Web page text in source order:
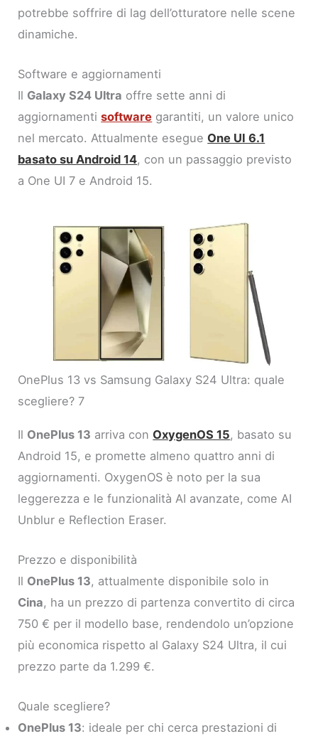
potrebbe soffrire di lag dell’otturatore nelle scene
dinamiche.
Software e aggiornamenti
Il Galaxy S24 Ultra offre sette anni di
aggiornamentisoftware garantiti, un valore unico
nel mercato. Attualmente esegue One UI 6.1
basato su Android 14, con un passaggio previsto
a One UI 7 e Android 15.
OnePlus 13 vs Samsung Galaxy S24 Ultra: quale
scegliere? 7
Il OnePlus 13 arriva con OxygenOS 15, basato su
Android 15, e promette almeno quattro anni di
aggiornamenti. OxygenOS è noto per la sua
leggerezza e le funzionalità AI avanzate, come AI
Unblur e Reflection Eraser.
Prezzo e disponibilità
Il OnePlus 13, attualmente disponibile solo in
Cina, ha un prezzo di partenza convertito di circa
750 € per il modello base, rendendolo un’opzione
più economica rispetto al Galaxy S24 Ultra, il cui
prezzo parte da 1.299 €.
Quale scegliere?
OnePlus 13: ideale per chi cerca prestazioni di